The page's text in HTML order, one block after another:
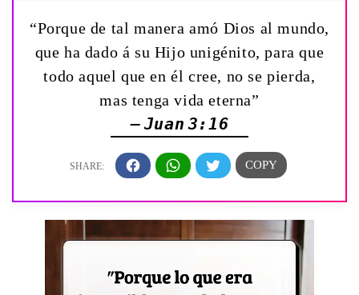
“Porque de tal manera amó Dios al mundo,
que ha dado á su Hijo unigénito, para que
todo aquel que en él cree, no se pierda,
mas tenga vida eterna”
— Juan 3:16